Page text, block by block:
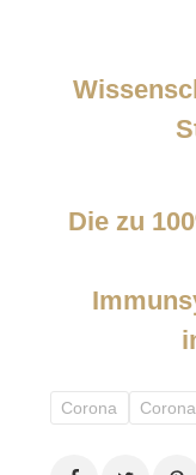
Die zu
Corona